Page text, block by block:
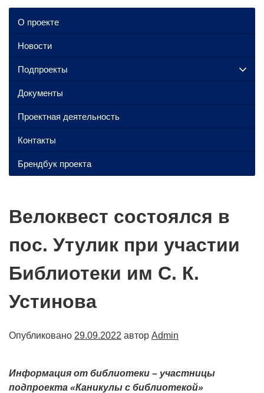
Велоквест состоялся в
пос. Утулик при участии
Библиотеки им С. К.
Устинова
Опубликовано 29.09.2022 автор Admin
Информация от библиотеки – участницы
подпроекта «Каникулы с библиотекой»
О проекте
Новости
Подпроекты
Документы
Проектная деятельность
Контакты
Брендбук проекта